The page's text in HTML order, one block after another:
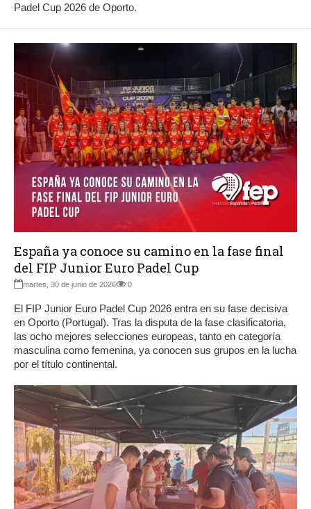
Padel Cup 2026 de Oporto.
España ya conoce su camino en la fase final
del FIP Junior Euro Padel Cup
martes, 30 de junio de 2026 0
El FIP Junior Euro Padel Cup 2026 entra en su fase decisiva
en Oporto (Portugal). Tras la disputa de la fase clasificatoria,
las ocho mejores selecciones europeas, tanto en categoría
masculina como femenina, ya conocen sus grupos en la lucha
por el título continental.